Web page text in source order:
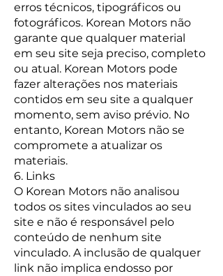
erros técnicos, tipográficos ou
fotográficos. Korean Motors não
garante que qualquer material
em seu site seja preciso, completo
ou atual. Korean Motors pode
fazer alterações nos materiais
contidos em seu site a qualquer
momento, sem aviso prévio. No
entanto, Korean Motors não se
compromete a atualizar os
materiais.
6. Links
O Korean Motors não analisou
todos os sites vinculados ao seu
site e não é responsável pelo
conteúdo de nenhum site
vinculado. A inclusão de qualquer
link não implica endosso por